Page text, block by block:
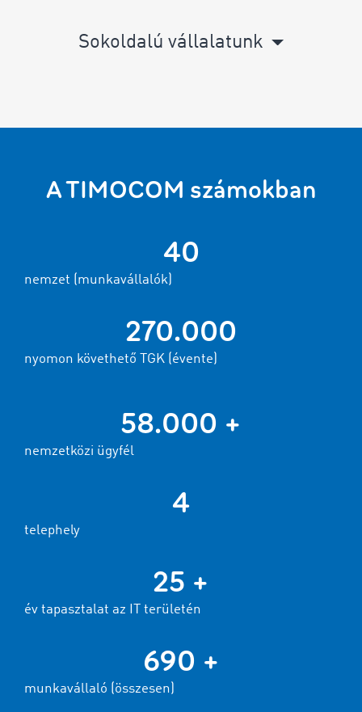
Sokoldalú vállalatunk
A TIMOCOM számokban
40
nemzet (munkavállalók)
270.000
nyomon követhető TGK (évente)
58.000 +
nemzetközi ügyfél
4
telephely
25 +
év tapasztalat az IT területén
690 +
munkavállaló (összesen)